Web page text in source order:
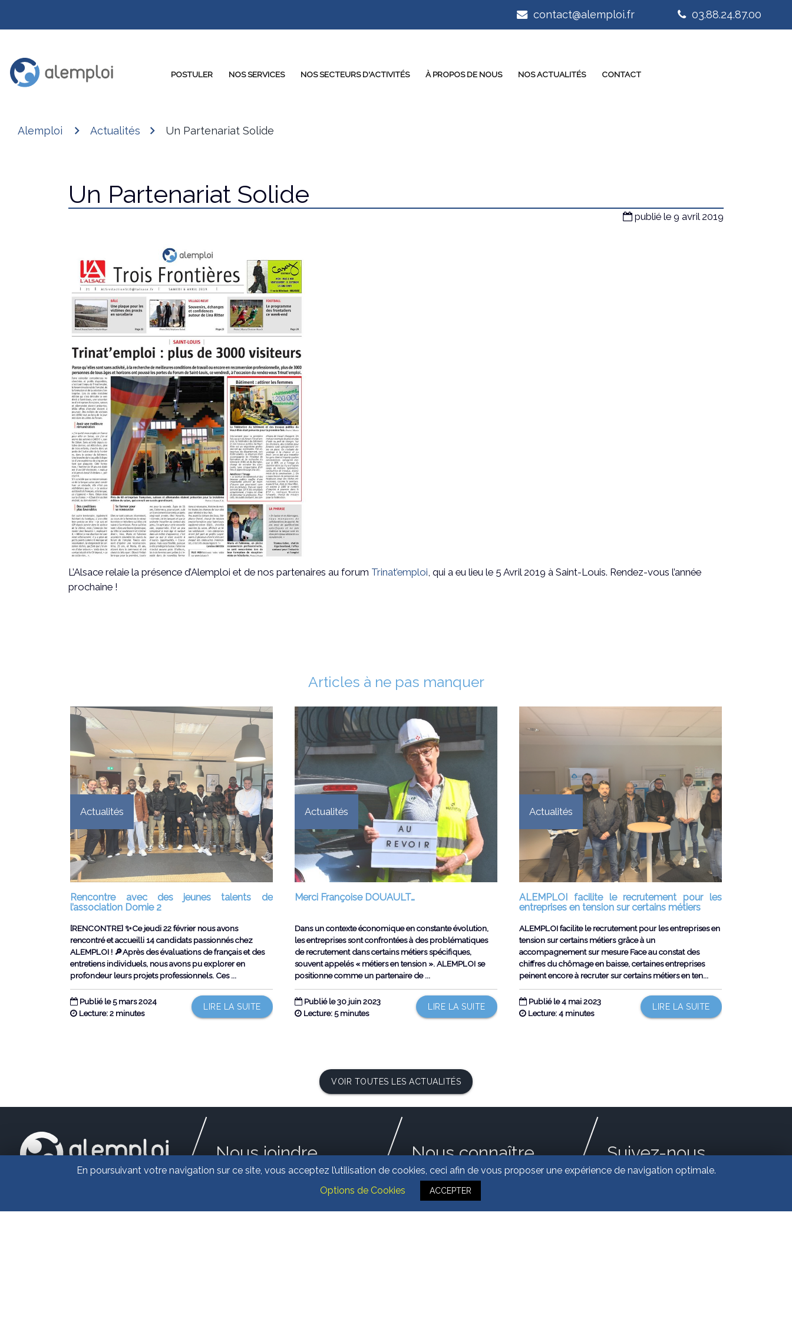
POSTULER NOS SERVICES NOS SECTEURS D'ACTIVITÉS À PROPOS DE NOUS NOS ACTUALITÉS CONTACT
contact@alemploi.fr 03.88.24.87.00
Alemploi Actualités Un Partenariat Solide
Un Partenariat Solide
publié le 9 avril 2019
L’Alsace relaie la présence d’Alemploi et de nos partenaires au forum Trinat’emploi, qui a eu lieu le 5 Avril 2019 à Saint-Louis. Rendez-vous l’année
prochaine !
Articles à ne pas manquer
Actualités
Rencontre avec des jeunes talents de
l’association Domie 2
[RENCONTRE] ✨Ce jeudi 22 février nous avons
rencontré et accueilli 14 candidats passionnés chez
ALEMPLOI ! 🔎Après des évaluations de français et des
entretiens individuels, nous avons pu explorer en
profondeur leurs projets professionnels. Ces ...
Publié le 5 mars 2024
LIRE LA SUITE
Lecture: 2 minutes
Actualités
Merci Françoise DOUAULT…
Dans un contexte économique en constante évolution,
les entreprises sont confrontées à des problématiques
de recrutement dans certains métiers spécifiques,
souvent appelés « métiers en tension ». ALEMPLOI se
positionne comme un partenaire de ...
Publié le 30 juin 2023
LIRE LA SUITE
Lecture: 5 minutes
Actualités
ALEMPLOI facilite le recrutement pour les
entreprises en tension sur certains métiers
ALEMPLOI facilite le recrutement pour les entreprises en
tension sur certains métiers grâce à un
accompagnement sur mesure Face au constat des
chiffres du chômage en baisse, certaines entreprises
peinent encore à recruter sur certains métiers en ten...
Publié le 4 mai 2023
LIRE LA SUITE
Lecture: 4 minutes
VOIR TOUTES LES ACTUALITÉS
Nous joindre
3, allée d'Helsinki
Nous connaître
A propos d'Alemploi
Suivez-nous
En poursuivant votre navigation sur ce site, vous acceptez l’utilisation de cookies, ceci afin de vous proposer une expérience de navigation optimale.
Options de Cookies
ACCEPTER